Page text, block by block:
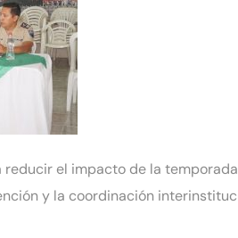
el impacto de la
y la coordinación